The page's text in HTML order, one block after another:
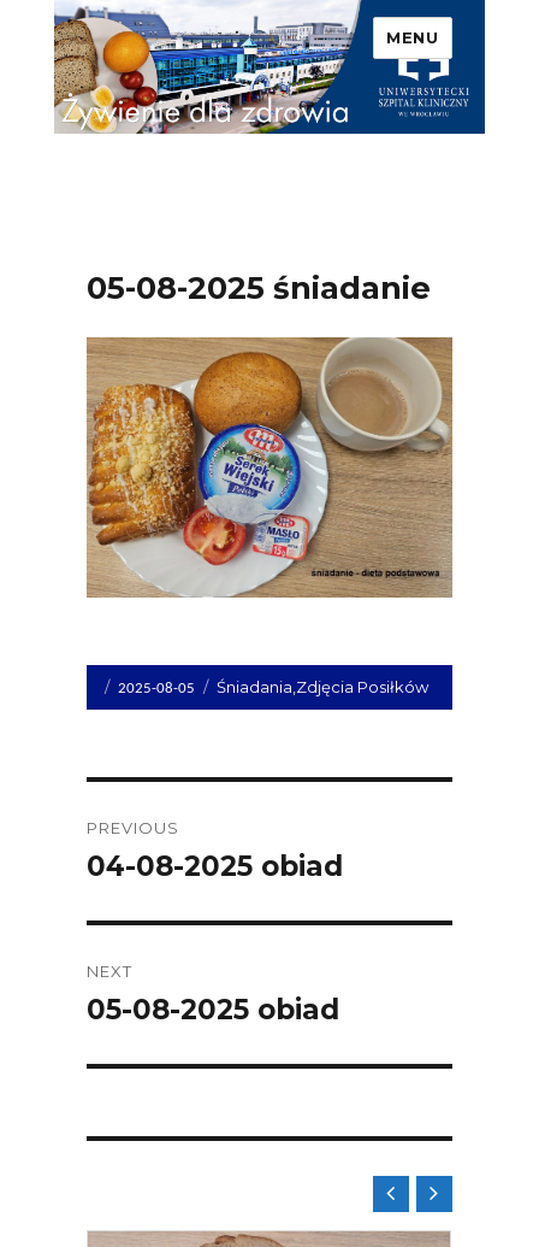
Uniwersytecki Szpital
Kliniczny we Wrocławiu –
Żywienie dla zdrowia
MENU
05-08-2025 śniadanie
Opublikowano
dnia
2025-08-05 Kategorie
Śniadania Zdjęcia Posiłków
navigation
PREVIOUS
Previous
04-08-2025 obiad
NEXT
Next
05-08-2025 obiad
 